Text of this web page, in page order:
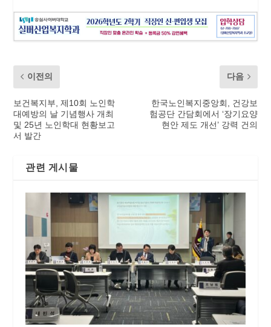
이전의
보건복지부, 제10회 노인학
대예방의 날 기념행사 개최
및 25년 노인학대 현황보고
서 발간
다음
한국노인복지중앙회, 건강보
험공단 간담회에서 ‘장기요양
현안 제도 개선’ 강력 건의
관련 게시물